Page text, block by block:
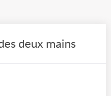
deux mains